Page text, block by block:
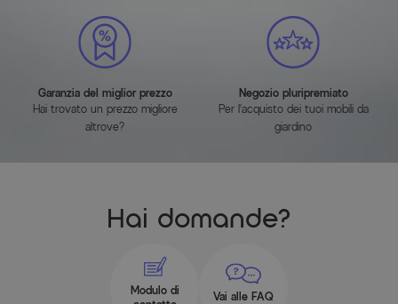
Garanzia del miglior prezzo
Hai trovato un prezzo migliore
altrove?
Negozio pluripremiato
Per l'acquisto dei tuoi mobili da
giardino
Hai domande?
Modulo di
Vai alle FAQ